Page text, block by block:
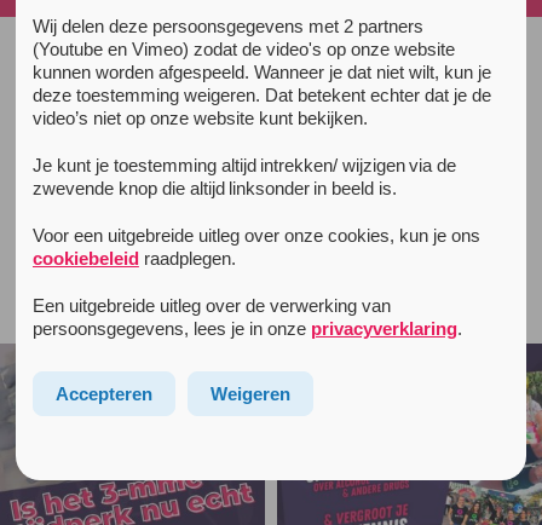
All news items
January 26, 2018
Nationale Drug Monitor 2017 en
langdurige klachten na xtc-gebruik
Follow unityinfo on Instagram
Wij delen deze persoonsgegevens met 2 partners
(Youtube en Vimeo) zodat de video's op onze website
kunnen worden afgespeeld. Wanneer je dat niet wilt, kun je
deze toestemming weigeren. Dat betekent echter dat je de
video’s niet op onze website kunt bekijken.
Je kunt je toestemming altijd intrekken/ wijzigen via de
zwevende knop die altijd linksonder in beeld is.
Voor een uitgebreide uitleg over onze cookies, kun je ons
cookiebeleidraadplegen.
Een uitgebreide uitleg over de verwerking van
persoonsgegevens, lees je in onze privacyverklaring.
Accepteren Weigeren